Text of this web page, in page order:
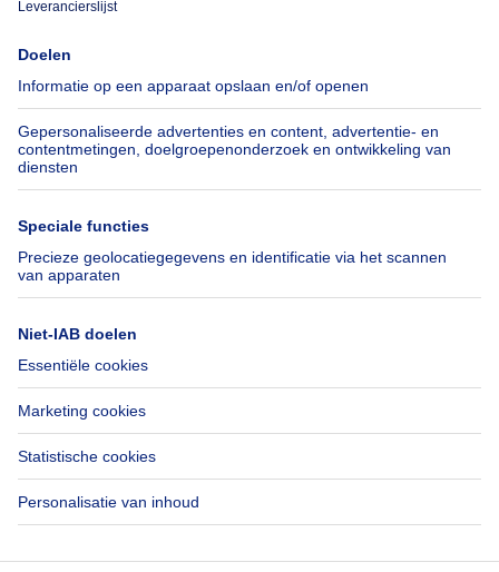
Immoweb
Pers
Jobs
Axel Springer Group
SeLoger.com
Immowelt.de
Belfius
Verzekeringen
Verhuis checklist
Hulp
Veelgestelde vragen
Toegankelijkheid
Contacteer ons
Volg ons
LinkedIn
Immoweb SA © 2026 - Alle rechten voorbehouden
Gebruiksvoorwaarden Cookie instellingen
Privacybeleid
Rangschikking regels
Activeer meldingen en wees als